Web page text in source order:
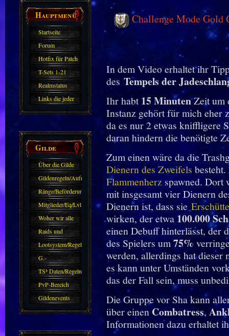
Hauptmenü
Startseite
Forum
Hotfix für Patch
11.X
T-Sets 1-21
Realmstatus
Links die jeder
kennen sollte?!
Gilde
Über die Gilde
(DAW)
Gildenregeln/Aufnahme
Ränge/Beförderungen
Mitglieder/Eq/Lvl
Woher wir alle
kommen.
Raids und
Zubehör
Lootsystem/Regeln
G.-
Sparkasse/Goldleihen
TS³ Daten/Regeln
PvP-Bereich
Gildenevents
Challenge Mode Gold
In dem Video erhaltet ihr
des Tempels der
Ihr habt15 MinutenZeit um
Instanz gehört für mich eher
da es nur 2 etwas kniffligere
daran hindern die benötigte
Zum einen wäre da die
Dienern des Zweifels
Flammenherzspawned. Dort
mit insgesamt vier Dienern
Dienern ist, dass sie
wirken, der etwa100.000
einen Debuff hinterlässt, der
des Spielers um75%
werden, allerdings hat dieser
es kann unter Umständen
das der Fall sein, muss
Die Gruppe vor Sha kann
über einen Combatress,
Informationen dazu erhaltet